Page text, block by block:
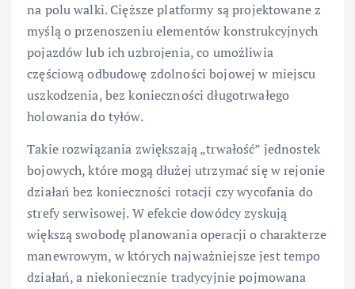
na polu walki. Cięższe platformy są projektowane z
myślą o przenoszeniu elementów konstrukcyjnych
pojazdów lub ich uzbrojenia, co umożliwia
częściową odbudowę zdolności bojowej w miejscu
uszkodzenia, bez konieczności długotrwałego
holowania do tyłów.
Takie rozwiązania zwiększają „trwałość” jednostek
bojowych, które mogą dłużej utrzymać się w rejonie
działań bez konieczności rotacji czy wycofania do
strefy serwisowej. W efekcie dowódcy zyskują
większą swobodę planowania operacji o charakterze
manewrowym, w których najważniejsze jest tempo
działań, a niekoniecznie tradycyjnie pojmowana